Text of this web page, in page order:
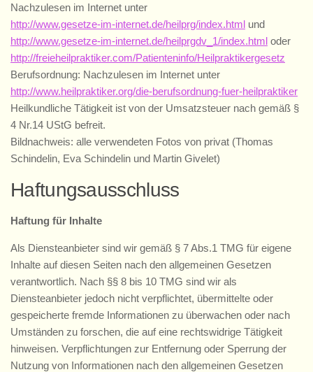
Nachzulesen im Internet unter
http://www.gesetze-im-internet.de/heilprg/index.html und
http://www.gesetze-im-internet.de/heilprgdv_1/index.html oder
http://freieheilpraktiker.com/Patienteninfo/Heilpraktikergesetz
Berufsordnung: Nachzulesen im Internet unter
http://www.heilpraktiker.org/die-berufsordnung-fuer-heilpraktiker
Heilkundliche Tätigkeit ist von der Umsatzsteuer nach gemäß §
4 Nr.14 UStG befreit.
Bildnachweis: alle verwendeten Fotos von privat (Thomas
Schindelin, Eva Schindelin und Martin Givelet)
Haftungsausschluss
Haftung für Inhalte
Als Diensteanbieter sind wir gemäß § 7 Abs.1 TMG für eigene
Inhalte auf diesen Seiten nach den allgemeinen Gesetzen
verantwortlich. Nach §§ 8 bis 10 TMG sind wir als
Diensteanbieter jedoch nicht verpflichtet, übermittelte oder
gespeicherte fremde Informationen zu überwachen oder nach
Umständen zu forschen, die auf eine rechtswidrige Tätigkeit
hinweisen. Verpflichtungen zur Entfernung oder Sperrung der
Nutzung von Informationen nach den allgemeinen Gesetzen